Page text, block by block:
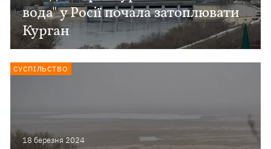
вода" у Росії почала затоплювати
Курган
18 березня 2024
СУСПІЛЬСТВО